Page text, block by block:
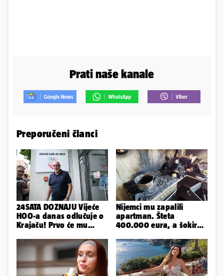
Prati naše kanale
Preporučeni članci
24SATA DOZNAJU Vijeće
HOO-a danas odlučuje o
Krajaču! Prvo će mu
Nijemci mu zapalili
apartman. Šteta
400.000 eura, a šokirao